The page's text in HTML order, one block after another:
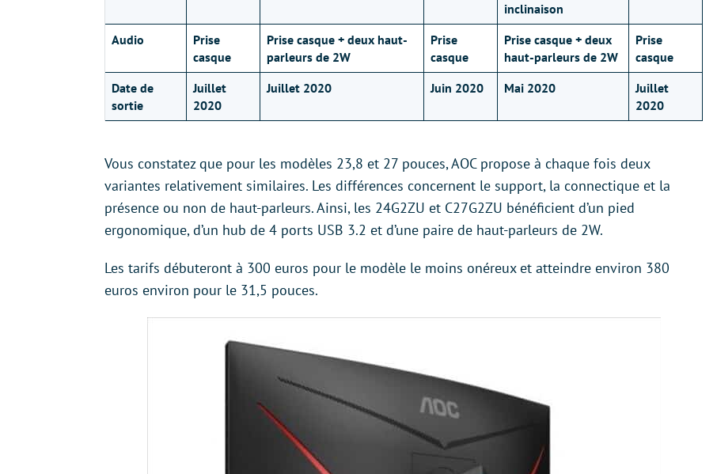
inclinaison
Audio
Prise
casque
Prise casque + deux haut-
parleurs de 2W
Prise
casque
Prise casque + deux
haut-parleurs de 2W
Prise
casque
Date de
sortie
Juillet
2020
Juillet 2020 Juin 2020 Mai 2020
Juillet
2020
Vous constatez que pour les modèles 23,8 et 27 pouces, AOC propose à chaque fois deux
variantes relativement similaires. Les différences concernent le support, la connectique et la
présence ou non de haut-parleurs. Ainsi, les 24G2ZU et C27G2ZU bénéficient d’un pied
ergonomique, d’un hub de 4 ports USB 3.2 et d’une paire de haut-parleurs de 2W.
Les tarifs débuteront à 300 euros pour le modèle le moins onéreux et atteindre environ 380
euros environ pour le 31,5 pouces.